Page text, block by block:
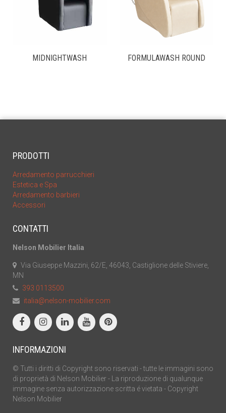
MIDNIGHTWASH FORMULAWASH ROUND
PRODOTTI
Arredamento parrucchieri
Estetica e Spa
Arredamento barbieri
Accessori
CONTATTI
Nelson Mobilier Italia
Via Giuseppe Mazzini, 62/E, 46043, Castiglione delle Stiviere,
MN
393 0113500
italia@nelson-mobilier.com
INFORMAZIONI
© Tutti i diritti di Copyright sono riservati - tutte le immagini sono
di proprietà di Nelson Mobilier - La riproduzione di qualunque
immagine senza autorizzazione scritta é vietata - Copyright
Nelson Mobilier